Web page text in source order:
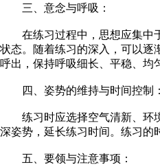
三、意念与呼吸：
在练习过程中，思想应集中于
状态。随着练习的深入，可以逐
呼出，保持呼吸细长、平稳、均
四、姿势的维持与时间控制：
练习时应选择空气清新、环境
深姿势，延长练习时间。练习的
五、要领与注意事项：